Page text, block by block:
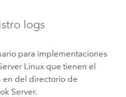
logs
para implementaciones
Linuxque tienen el
en del directorio de
Server.